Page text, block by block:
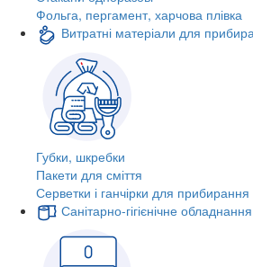
Фольга, пергамент, харчова плівка
Витратні матеріали для
Губки, шкребки
Пакети для сміття
Серветки і ганчірки для прибирання
Санітарно-гігієнічне обладнання